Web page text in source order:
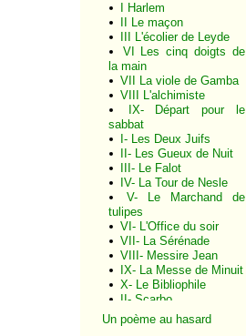
I Harlem
II Le maçon
III L'écolier de Leyde
VI Les cinq doigts de
la main
VII La viole de Gamba
VIII L'alchimiste
IX- Départ pour le
sabbat
I- Les Deux Juifs
II- Les Gueux de Nuit
III- Le Falot
IV- La Tour de Nesle
V- Le Marchand de
tulipes
VI- L'Office du soir
VII- La Sérénade
VIII- Messire Jean
IX- La Messe de Minuit
X- Le Bibliophile
II- Scarbo
III- Le Fou
IV Le Nain
Un poème au hasard